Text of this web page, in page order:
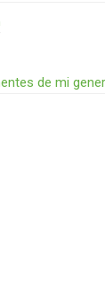
de mi